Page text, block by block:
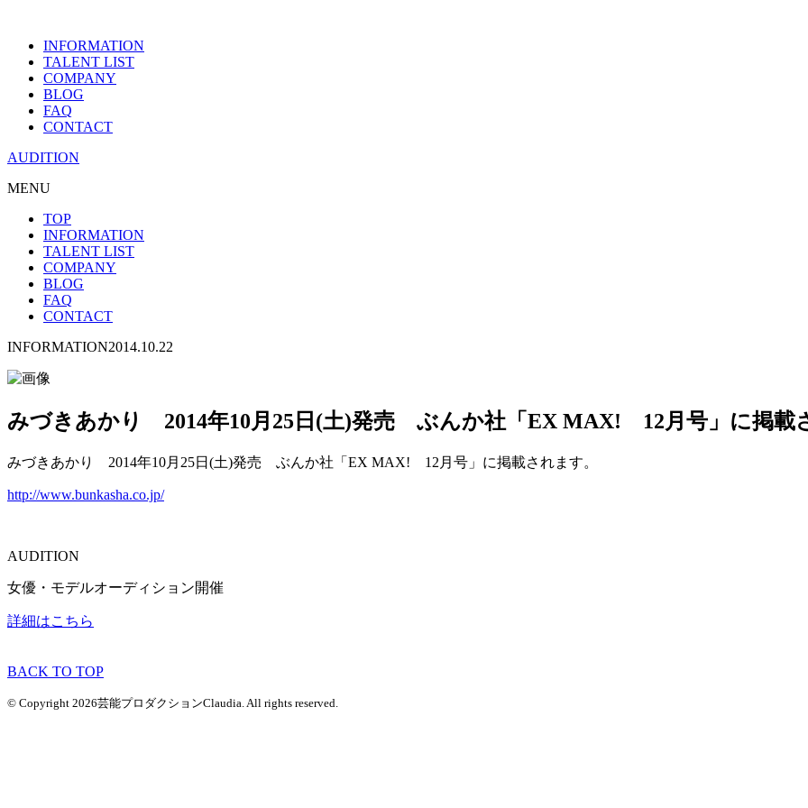
INFORMATION
TALENT LIST
COMPANY
BLOG
FAQ
CONTACT
AUDITION
MENU
TOP
INFORMATION
TALENT LIST
COMPANY
BLOG
FAQ
CONTACT
INFORMATION2014.10.22
みづきあかり 2014年10月25日(土)発売 ぶんか社「EX MAX! 12月号」に掲載
みづきあかり 2014年10月25日(土)発売 ぶんか社「EX MAX! 12月号」に掲載されます。
http://www.bunkasha.co.jp/
AUDITION
女優・モデルオーディション開催
詳細はこちら
BACK TO TOP
© Copyright 2026芸能プロダクションClaudia. All rights reserved.